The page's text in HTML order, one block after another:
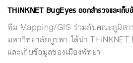
THiNKNET BugEyes ออกสำรวจและเก็บ
ทีม Mapping/GIS ร่วมกับคณะภูมิสา
มหาวิทยาลัยบูรพา ได้นำ
และเก็บข้อมูลของเมืองพัทยา